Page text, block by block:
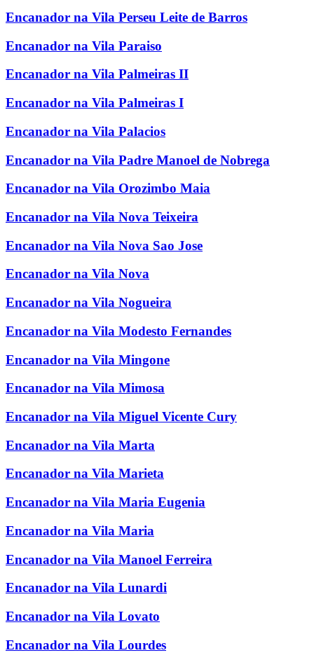
Encanador na Vila Perseu Leite de Barros
Encanador na Vila Paraiso
Encanador na Vila Palmeiras II
Encanador na Vila Palmeiras I
Encanador na Vila Palacios
Encanador na Vila Padre Manoel de Nobrega
Encanador na Vila Orozimbo Maia
Encanador na Vila Nova Teixeira
Encanador na Vila Nova Sao Jose
Encanador na Vila Nova
Encanador na Vila Nogueira
Encanador na Vila Modesto Fernandes
Encanador na Vila Mingone
Encanador na Vila Mimosa
Encanador na Vila Miguel Vicente Cury
Encanador na Vila Marta
Encanador na Vila Marieta
Encanador na Vila Maria Eugenia
Encanador na Vila Maria
Encanador na Vila Manoel Ferreira
Encanador na Vila Lunardi
Encanador na Vila Lovato
Encanador na Vila Lourdes